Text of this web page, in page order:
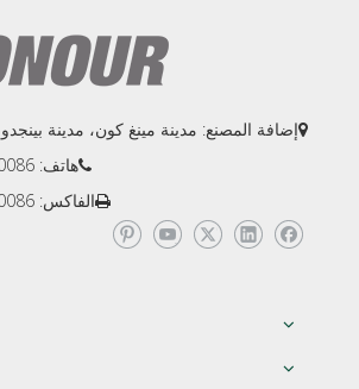
إضافة المصنع: مدينة مينغ كون، مدينة
هاتف: 0086-532-86319989.
الفاكس: 0086-532-86319987.